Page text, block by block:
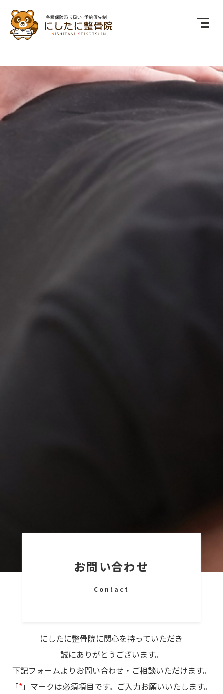
お問い合わせ
Contact
にしたに整骨院に関心を持っていただき
誠にありがとうございます。
下記フォームよりお問い合わせ・ご相談いただけます。
「*」マークは必須項目です。ご入力お願いいたします。